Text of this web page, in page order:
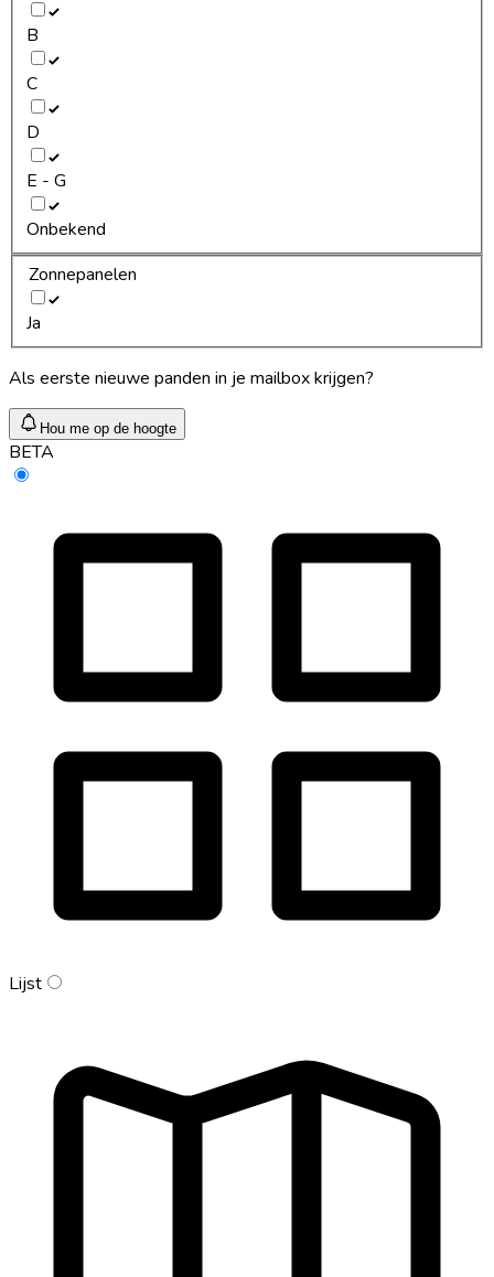
B
C
D
E - G
Onbekend
Zonnepanelen
Ja
Als eerste nieuwe panden in je mailbox krijgen?
Hou me op de hoogte
BETA
Lijst